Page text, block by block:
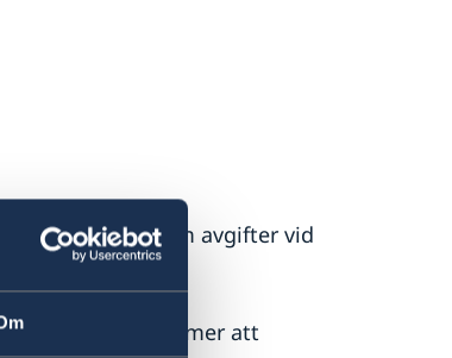
(1997:691) om avgifter vid
ID-kort kommer att